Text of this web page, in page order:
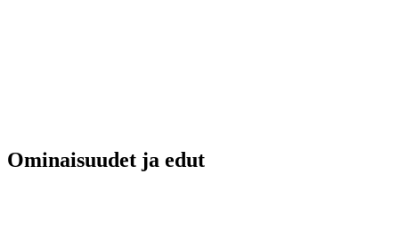
Ominaisuudet ja edut